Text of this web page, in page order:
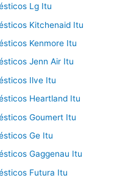
Lg Itu
Kitchenaid Itu
Kenmore Itu
Jenn Air Itu
Ilve Itu
Heartland Itu
Goumert Itu
Ge Itu
Gaggenau Itu
Futura Itu